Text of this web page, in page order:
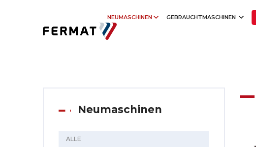
NEUMASCHINEN GEBRAUCHTMASCHINEN
Neumaschinen
ALLE